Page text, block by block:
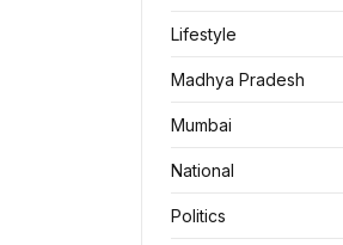
Lifestyle
Madhya Pradesh
Mumbai
National
Politics